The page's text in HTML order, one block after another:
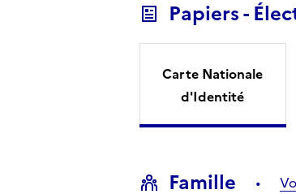
Papiers -
Carte Nationale
d'Identité
Famille